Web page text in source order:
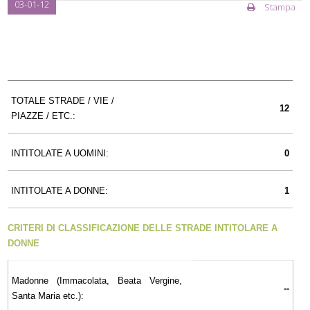
03-01-12 Stampa
TOTALE STRADE / VIE /
PIAZZE / ETC.:
12
INTITOLATE A UOMINI: 0
INTITOLATE A DONNE: 1
CRITERI DI CLASSIFICAZIONE DELLE STRADE INTITOLARE A
DONNE
Madonne (Immacolata, Beata Vergine,
Santa Maria etc.):
--